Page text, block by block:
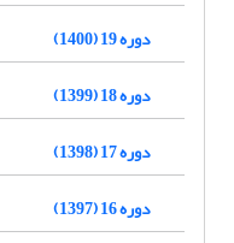
دوره 19 (1400)
دوره 18 (1399)
دوره 17 (1398)
دوره 16 (1397)